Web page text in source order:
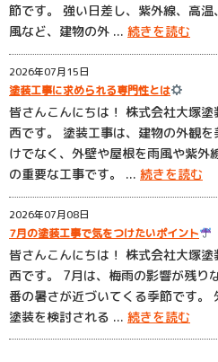
節です。 強い日差し、紫外線、高温
風など、建物の外 ... 続きを読む
2026年07月15日
塗装工事に求められる専門性とは
皆さんこんにちは！ 株式会社大塚塗
西です。 塗装工事は、建物の外観
けでなく、外壁や屋根を雨風や紫外
の重要な工事です。 ... 続きを読む
2026年07月08日
7月の塗装工事で気をつけたいポイント
皆さんこんにちは！ 株式会社大塚塗
西です。 7月は、梅雨の影響が残り
番の暑さが近づいてくる季節です。
塗装を検討される ... 続きを読む